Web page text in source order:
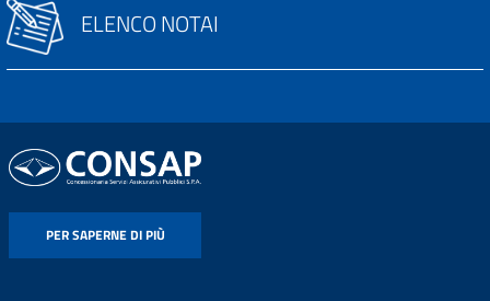
ELENCO NOTAI
PER SAPERNE DI PIÙ